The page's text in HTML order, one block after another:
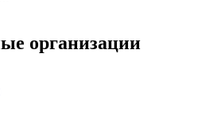
организации